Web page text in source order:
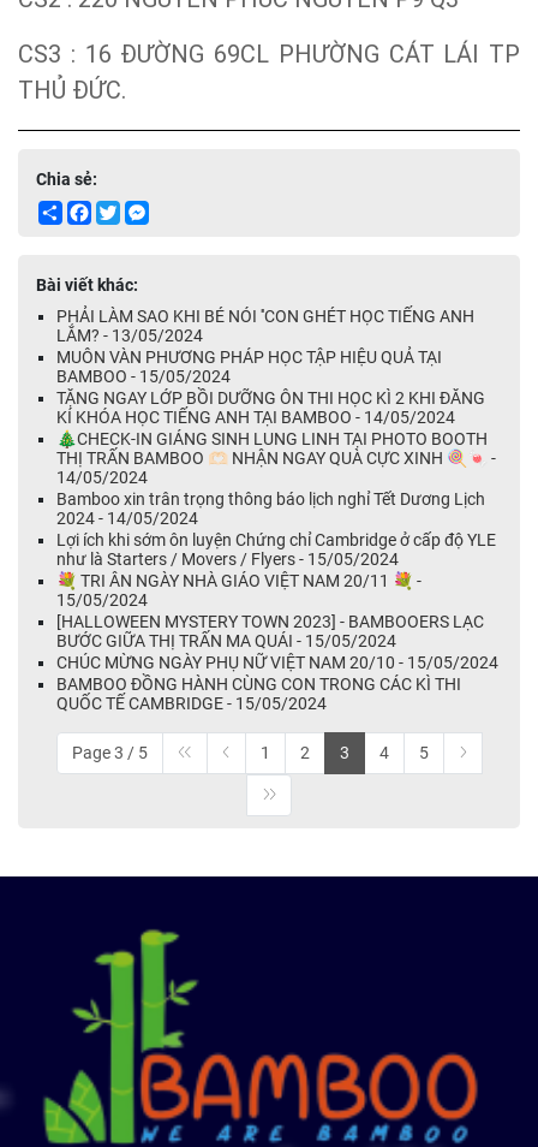
CS3 : 16 ĐƯỜNG 69CL PHƯỜNG CÁT LÁI TP
THỦ ĐỨC.
Chia sẻ:
ShareFacebook
Twitter
Bài viết khác:
PHẢI LÀM SAO KHI BÉ NÓI ''CON GHÉT HỌC TIẾNG ANH
LẮM? - 13/05/2024
MUÔN VÀN PHƯƠNG PHÁP HỌC TẬP HIỆU QUẢ TẠI
BAMBOO - 15/05/2024
TẶNG NGAY LỚP BỒI DƯỠNG ÔN THI HỌC KÌ 2 KHI ĐĂNG
KÍ KHÓA HỌC TIẾNG ANH TẠI BAMBOO - 14/05/2024
🎄CHECK-IN GIÁNG SINH LUNG LINH TẠI PHOTO BOOTH
THỊ TRẤN BAMBOO 🫶🏻 NHẬN NGAY QUÀ CỰC XINH 🍭🍬 -
14/05/2024
Bamboo xin trân trọng thông báo lịch nghỉ Tết Dương Lịch
2024 - 14/05/2024
Lợi ích khi sớm ôn luyện Chứng chỉ Cambridge ở cấp độ YLE
như là Starters / Movers / Flyers - 15/05/2024
💐 TRI ÂN NGÀY NHÀ GIÁO VIỆT NAM 20/11 💐 -
15/05/2024
[HALLOWEEN MYSTERY TOWN 2023] - BAMBOOERS LẠC
BƯỚC GIỮA THỊ TRẤN MA QUÁI - 15/05/2024
CHÚC MỪNG NGÀY PHỤ NỮ VIỆT NAM 20/10 - 15/05/2024
BAMBOO ĐỒNG HÀNH CÙNG CON TRONG CÁC KÌ THI
QUỐC TẾ CAMBRIDGE - 15/05/2024
Page 3 / 5 1 2 3 4 5